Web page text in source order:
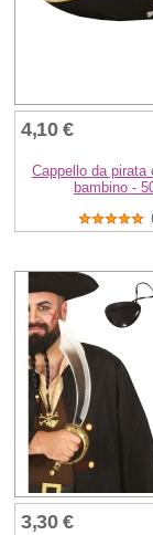
4,10 €
Cappello da pirata
bambino -
3,30 €